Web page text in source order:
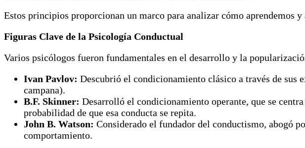
Estos principios proporcionan un marco para analizar cómo aprendemos y
Figuras Clave de la Psicología Conductual
Varios psicólogos fueron fundamentales en el desarrollo y la
Ivan Pavlov: Descubrió el condicionamiento clásico a través de sus
campana).
B.F. Skinner: Desarrolló el condicionamiento operante, que se
probabilidad de que esa conducta se repita.
John B. Watson: Considerado el fundador del conductismo, abogó
comportamiento.